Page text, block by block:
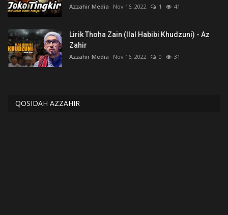
Azzahir Media Nov 16, 2022 1 41
Lirik Thoha Zain (Ilal Habibi Khudzuni) - Az
Zahir
Azzahir Media Nov 16, 2022 0 31
QOSIDAH AZZAHIR